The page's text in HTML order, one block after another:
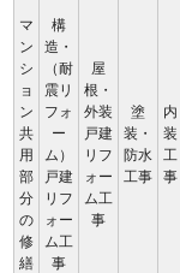
マ
ン
シ
ョ
ン
共
用
部
分
の
修
繕
構
造・
（耐
震リ
フォ
ー
ム）
戸建
リフ
ォー
ム工
事
屋
根・
外装
戸建
リフ
ォー
ム工
事
塗
装・
防水
工事
内
装
工
事